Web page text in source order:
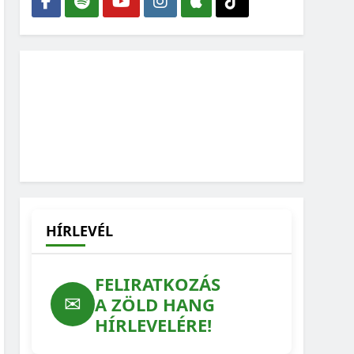
HÍRLEVÉL
✉
FELIRATKOZÁS
A ZÖLD HANG
HÍRLEVELÉRE!